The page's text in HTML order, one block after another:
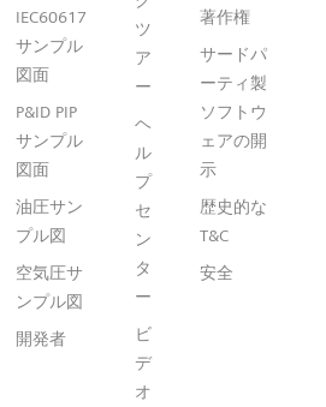
IEC60617
サンプル
図面
P&ID PIP
サンプル
図面
油圧サン
プル図
空気圧サ
ンプル図
開発者
ツ
ア
ー
ヘ
ル
プ
セ
ン
タ
ー
ビ
デ
オ
著作権
サードパ
ーティ製
ソフトウ
ェアの開
示
歴史的な
T&C
安全